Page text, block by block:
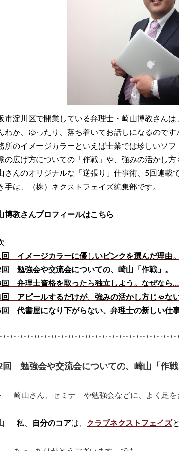
市淀川区で開業している弁理士・崎山博教さんは
わか、ゆったり、落ち着いてお話しになるのです
所のイメージカラーといえば士業では珍しいソフ
の広げ方についての「作戦」や、強みの活かし方
さんのオリジナルな「逆張り」仕事術、5回連載
手は、（株）ネクストフェイズ編集部です。
博教さんプロフィールはこちら
回 イメージカラーに優しいピンクを選んだ理由。
回 勉強会や交流会についての、崎山「作戦」。
回 弁理士資格を取ったら独立しよう。なぜなら…
回 アピールするだけが、強みの活かし方じゃない
回 代書屋になり下がらない、弁理士の新しい仕事
回 勉強会や交流会についての、崎山「作戦
崎山さん、セミナーや勉強会などに、よく足を
私、 自分のコアは、 クラブネクストフェイズ